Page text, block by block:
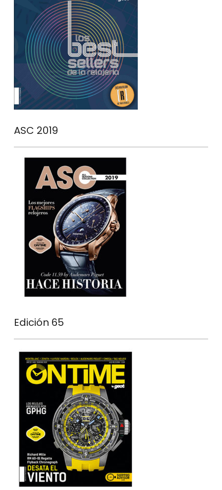
ASC 2019
Edición 65